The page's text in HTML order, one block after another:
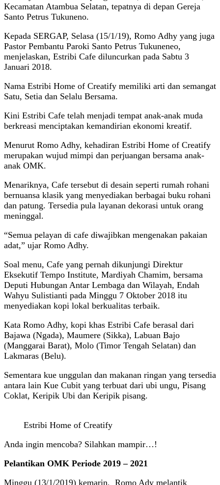
Kecamatan Atambua Selatan, tepatnya di depan Gereja
Santo Petrus Tukuneno.
Kepada SERGAP, Selasa (15/1/19), Romo Adhy yang juga
Pastor Pembantu Paroki Santo Petrus Tukuneneo,
menjelaskan, Estribi Cafe diluncurkan pada Sabtu 3
Januari 2018.
Nama Estribi Home of Creatify memiliki arti dan semangat
Satu, Setia dan Selalu Bersama.
Kini Estribi Cafe telah menjadi tempat anak-anak muda
berkreasi menciptakan kemandirian ekonomi kreatif.
Menurut Romo Adhy, kehadiran Estribi Home of Creatify
merupakan wujud mimpi dan perjuangan bersama anak-
anak OMK.
Menariknya, Cafe tersebut di desain seperti rumah rohani
bernuansa klasik yang menyediakan berbagai buku rohani
dan patung. Tersedia pula layanan dekorasi untuk orang
meninggal.
“Semua pelayan di cafe diwajibkan mengenakan pakaian
adat,” ujar Romo Adhy.
Soal menu, Cafe yang pernah dikunjungi Direktur
Eksekutif Tempo Institute, Mardiyah Chamim, bersama
Deputi Hubungan Antar Lembaga dan Wilayah, Endah
Wahyu Sulistianti pada Minggu 7 Oktober 2018 itu
menyediakan kopi lokal berkualitas terbaik.
Kata Romo Adhy, kopi khas Estribi Cafe berasal dari
Bajawa (Ngada), Maumere (Sikka), Labuan Bajo
(Manggarai Barat), Molo (Timor Tengah Selatan) dan
Lakmaras (Belu).
Sementara kue unggulan dan makanan ringan yang tersedia
antara lain Kue Cubit yang terbuat dari ubi ungu, Pisang
Coklat, Keripik Ubi dan Keripik pisang.
Estribi Home of Creatify
Anda ingin mencoba? Silahkan mampir…!
Pelantikan OMK Periode 2019 – 2021
Minggu (13/1/2019) kemarin, Romo Ady melantik